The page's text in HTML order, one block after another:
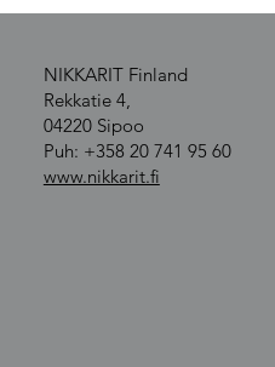
NIKKARIT Finland
Rekkatie 4,
04220 Sipoo
Puh: +358 20 741 95 60
www.nikkarit.fi